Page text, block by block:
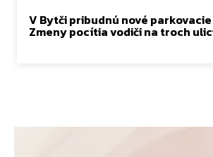
V Bytči pribudnú nové
Zmeny pocítia vodiči na troch